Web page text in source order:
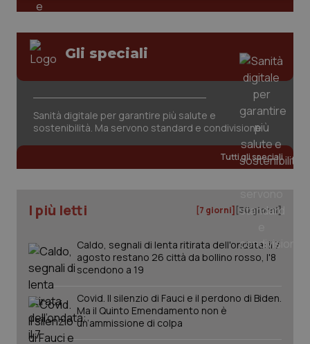
Umbria
Valle D’Aosta
Oftalmologia
Oncodermatologia
Oncologia & Nutrizione
Psoriasi & pelle
Quotidiano Chirurgia
Quotidiano Oncologia
Quotidiano Pediatria
Rene & patologie urogenitali
Gli speciali
Sanità digitale per garantire più salute e
sostenibilità. Ma servono standard e condivisione
Tutti gli speciali
I più letti [7 giorni] [30 giorni]
Caldo, segnali di lenta ritirata dell'ondata: il 7
agosto restano 26 città da bollino rosso, l'8
scendono a 19
Covid. Il silenzio di Fauci e il perdono di Biden.
Ma il Quinto Emendamento non è
un’ammissione di colpa
I cookie necessari contribuiscono a rendere fruibile il
sito web abilitandone funzionalità di base quali la
protette del sito. Il sito web non è in grado di
funzionare correttamente senza questi cookie.
VISITOR_PRIVACY_METADATA
YouTube
.youtube.com